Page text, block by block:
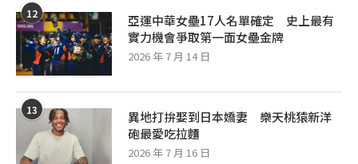
12
亞運中華女壘17人名單確定 史上最有
實力機會爭取第一面女壘金牌
2026 年 7 月 14 日
13
異地打拚娶到日本嬌妻 樂天桃猿新洋
砲最愛吃拉麵
2026 年 7 月 16 日